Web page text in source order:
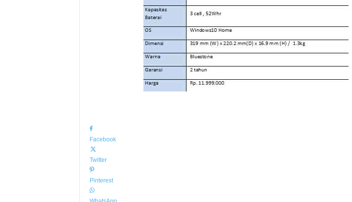
Facebook
Twitter
Pinterest